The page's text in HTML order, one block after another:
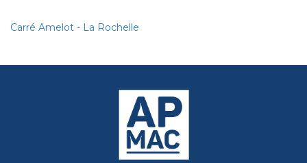
Carré Amelot - La Rochelle